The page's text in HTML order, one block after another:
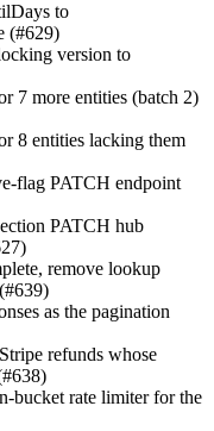
to
(#629)
version to
7 more entities (batch 2)
8 entities lacking them
flag PATCH endpoint
PATCH hub
remove lookup
as the pagination
refunds whose
bucket rate limiter for the